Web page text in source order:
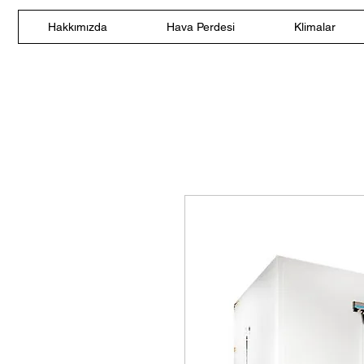
Hakkımızda Hava Perdesi Klimalar